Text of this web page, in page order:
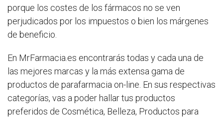
porque los costes de los fármacos no se ven
perjudicados por los impuestos o bien los márgenes
de beneficio.
En MrFarmacia.es encontrarás todas y cada una de
las mejores marcas y la más extensa gama de
productos de parafarmacia on-line. En sus respectivas
categorías, vas a poder hallar tus productos
preferidos de Cosmética, Belleza, Productos para